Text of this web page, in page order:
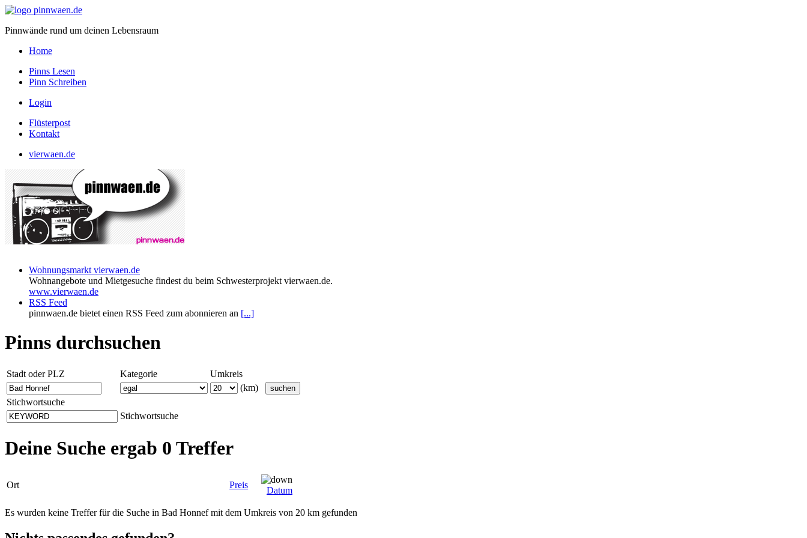
Pinnwände rund um deinen Lebensraum
Home
Pinns Lesen
Pinn Schreiben
Login
Flüsterpost
Kontakt
vierwaen.de
Wohnungsmarkt vierwaen.de
Wohnangebote und Mietgesuche findest du beim Schwesterprojekt vierwaen.de.
www.vierwaen.de
RSS Feed
pinnwaen.de bietet einen RSS Feed zum abonnieren an [...]
Pinns durchsuchen
Stadt oder PLZ Kategorie
Umkreis
(km)
Stichwortsuche
Stichwortsuche
Deine Suche ergab 0 Treffer
Ort Preis
Datum
Es wurden keine Treffer für die Suche in Bad Honnef mit dem Umkreis von 20 km gefunden